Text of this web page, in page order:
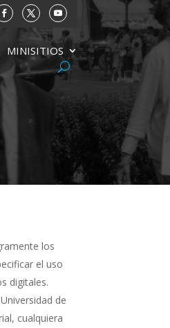
MINISITIOS
los
el uso
digitales.
de
cualquiera